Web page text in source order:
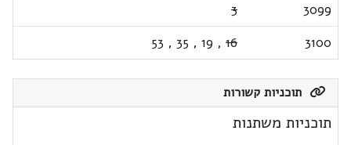
3099
3
3100
16
,
19
,
35
,
53
תוכניות קשורות
תוכניות משתנות